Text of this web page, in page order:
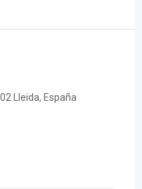
Lleida, España